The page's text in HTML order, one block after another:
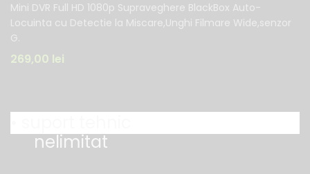
Mini DVR Full HD 1080p Supraveghere BlackBox Auto-
Locuinta cu Detectie la Miscare,Unghi Filmare Wide,senzor
G.
269,00 lei
nelimitat